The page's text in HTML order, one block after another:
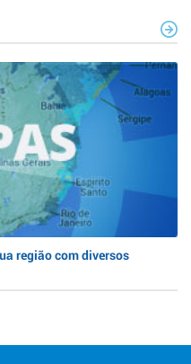
região com diversos